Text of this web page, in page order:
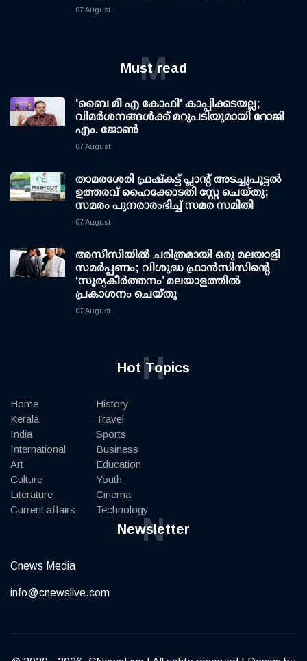
07 August
Must read
M
'ബൈ മീ എ കോഫി' കാപ്പിക്കടയല്ല;
വിമര്‍ശനങ്ങള്‍ക്ക് മറുപടിയുമായി റോജി
എം. ജോണ്‍
07 August
താമരശേരി ഫ്രഷ്കട്ട് പ്ലാന്റ് അടച്ചുപൂട്ടൽ
ഉത്തരവ് ഹൈക്കോടതി സ്റ്റേ ചെയ്തു;
സമരം പുനരാരംഭിച്ച് സമര സമിതി
07 August
അസീസിയിൽ ചരിത്രമായി ഒരു മലയാളി
സമർപ്പണം; വിശുദ്ധ ഫ്രാൻസിസിന്റെ
‘സൂര്യകീർത്തനം’ മലയാളത്തിൽ
പ്രകാശനം ചെയ്തു
07 August
Hot Topics
H
Home
Kerala
India
International
Art
Culture
Literature
Current affairs
History
Travel
Sports
Business
Education
Youth
Cinema
Technology
Newsletter
N
Cnews Media
info@cnewslive.com